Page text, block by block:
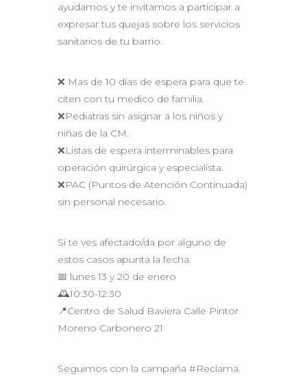
ayudamos y te invitamos a participar a
expresar tus quejas sobre los servicios
sanitarios de tu barrio.
❌ Mas de 10 días de espera para que te
citen con tu medico de familia.
❌Pediatras sin asignar a los niños y
niñas de la CM.
❌Listas de espera interminables para
operación quirúrgica y especialista.
❌PAC (Puntos de Atención Continuada)
sin personal necesario.
Si te ves afectado/da por alguno de
estos casos apunta la fecha.
📅 lunes 13 y 20 de enero
🕰10:30-12:30
📍Centro de Salud Baviera Calle Pintor
Moreno Carbonero 21
Seguimos con la campaña #Reclama.